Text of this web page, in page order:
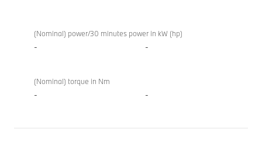
κινητήρας
(Nominal) power/30 minutes power in kW (hp)
- -
(Nominal) torque in Nm
- -